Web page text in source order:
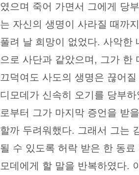
였으며 죽어 가면서 그에게 당
는 자신의 생명이 사라질 때까
풀려 날 희망이 없었다. 사악한
으로 사단과 같았으며, 그가 한
끄덕여도 사도의 생명은 끊어
디모데가 신속히 오기를 당부
로부터 그가 마지막 증언을 받
할까 두려워했다. 그래서 그는
될 수 있도록 허락 받은 한 동료
모데에게 할 말을 반복하였다.